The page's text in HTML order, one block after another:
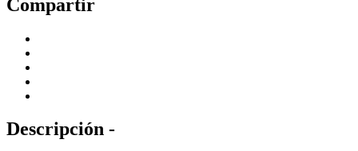
Compartir
Descripción -